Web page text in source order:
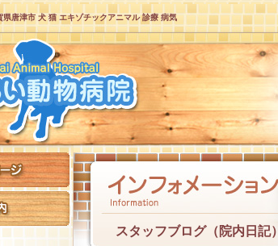
県唐津市 犬 猫 エキゾチックアニマル 診療 病気
スタッフブログ（院内日記）